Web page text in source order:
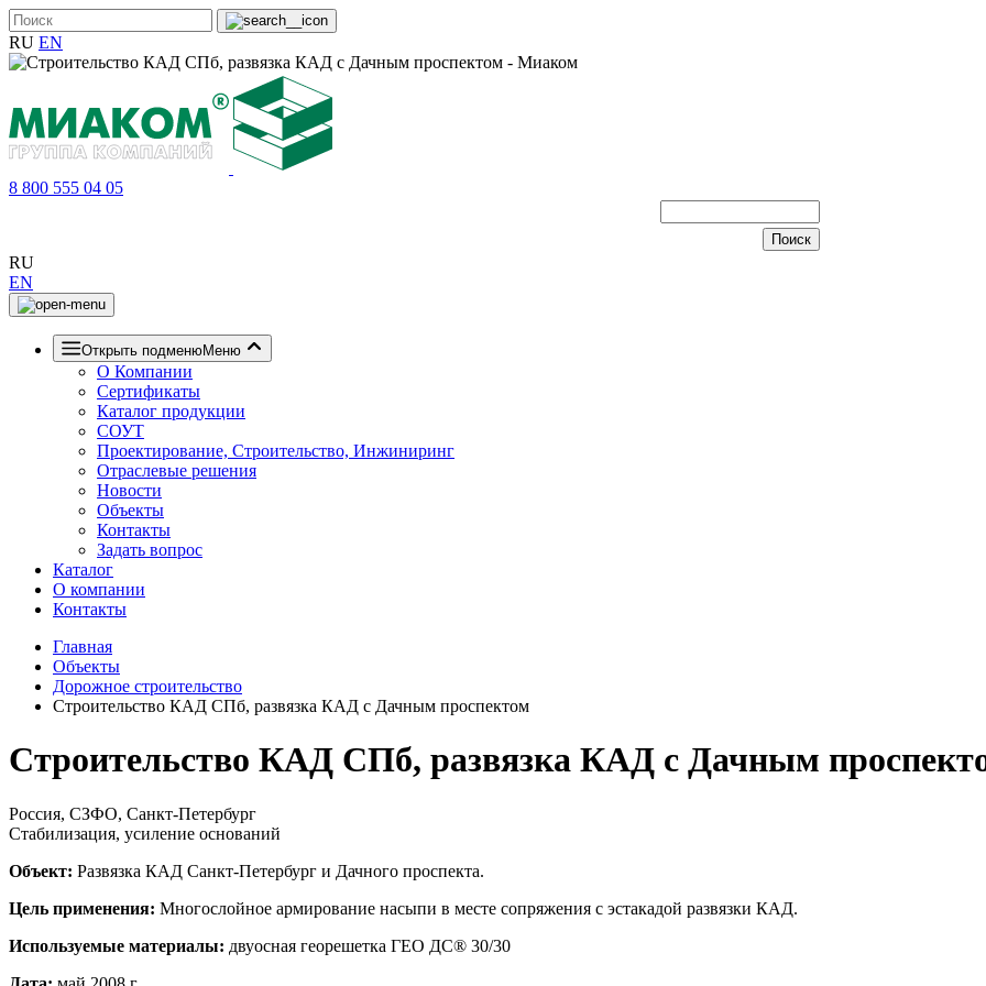
RU EN
8 800 555 04 05
RU
EN
Открыть подменюМеню
О Компании
Сертификаты
Каталог продукции
СОУТ
Проектирование, Строительство, Инжиниринг
Отраслевые решения
Новости
Объекты
Контакты
Задать вопрос
Каталог
О компании
Контакты
Главная
Объекты
Дорожное строительство
Строительство КАД СПб, развязка КАД с Дачным проспектом
Строительство КАД СПб, развязка КАД с Дачным
Россия, СЗФО, Санкт-Петербург
Стабилизация, усиление оснований
Объект: Развязка КАД Санкт-Петербург и Дачного проспекта.
Цель применения: Многослойное армирование насыпи в месте сопряжения с эстакадой развязки КАД.
Используемые материалы: двуосная георешетка ГЕО ДС® 30/30